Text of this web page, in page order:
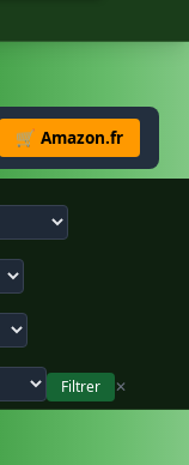
🛒 Amazon.fr
Filtrer
✕